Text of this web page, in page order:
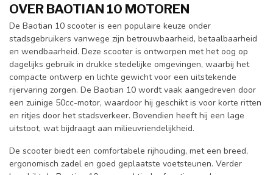
OVER BAOTIAN 10 MOTOREN
De Baotian 10 scooter is een populaire keuze onder
stadsgebruikers vanwege zijn betrouwbaarheid, betaalbaarheid
en wendbaarheid. Deze scooter is ontworpen met het oog op
dagelijks gebruik in drukke stedelijke omgevingen, waarbij het
compacte ontwerp en lichte gewicht voor een uitstekende
rijervaring zorgen. De Baotian 10 wordt vaak aangedreven door
een zuinige 50cc-motor, waardoor hij geschikt is voor korte ritten
en ritjes door het stadsverkeer. Bovendien heeft hij een lage
uitstoot, wat bijdraagt aan milieuvriendelijkheid.
De scooter biedt een comfortabele rijhouding, met een breed,
ergonomisch zadel en goed geplaatste voetsteunen. Verder